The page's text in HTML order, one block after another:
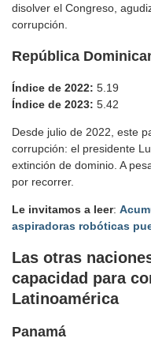
disolver el Congreso,
corrupción.
República
Índice de 2022: 5.19
Índice de 2023: 5.42
Desde julio de 2022, este
corrupción: el presidente
extinción de dominio. A
por recorrer.
Le invitamos a leer:
aspiradoras robóticas
Las otras
capacidad para
Latinoamérica
Panamá